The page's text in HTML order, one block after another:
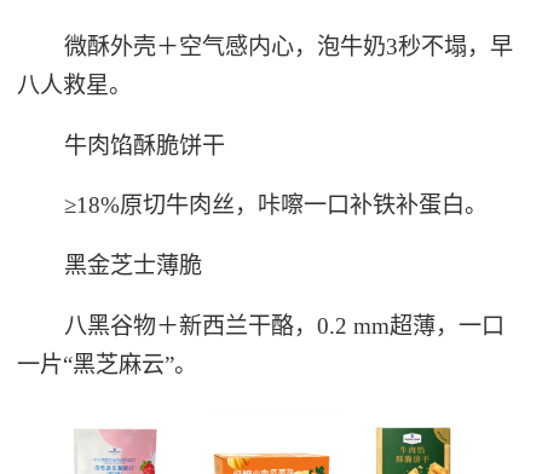
微酥外壳＋空气感内心，泡牛奶3秒不塌，早
八人救星。
牛肉馅酥脆饼干
≥18%原切牛肉丝，咔嚓一口补铁补蛋白。
黑金芝士薄脆
八黑谷物＋新西兰干酪，0.2 mm超薄，一口
一片“黑芝麻云”。